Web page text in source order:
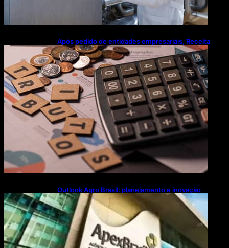
Após pedido de entidades empresariais, Receita
flexibiliza regras da Reforma Tributária
Outlook Agro Brasil: planejamento e inovação
pautam debates sobre futuro do agronegócio